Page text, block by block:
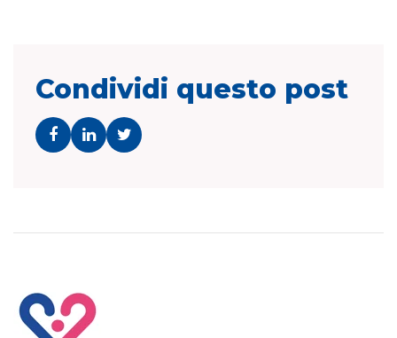
Condividi questo post